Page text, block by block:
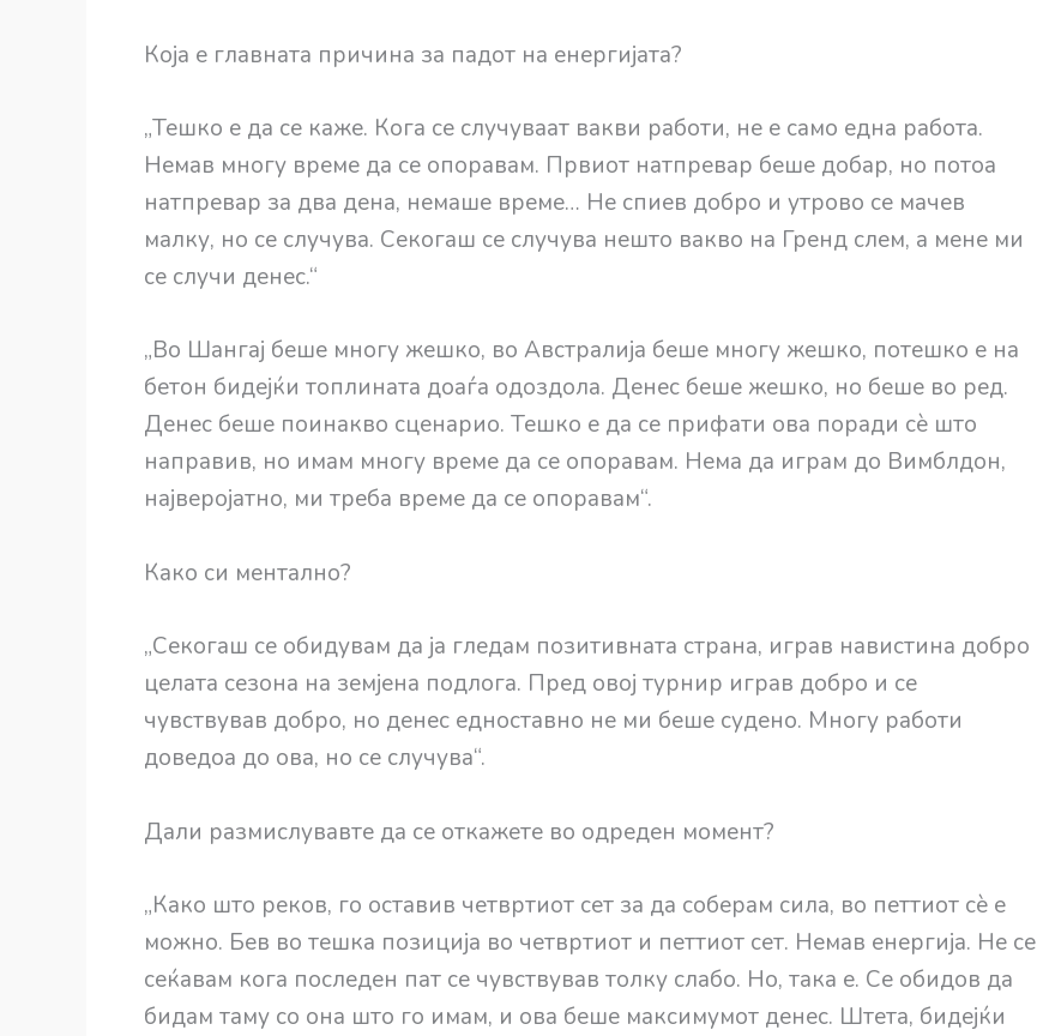
Која е главната причина за падот на енергијата?
„Тешко е да се каже. Кога се случуваат вакви работи, не е само една работа.
Немав многу време да се опоравам. Првиот натпревар беше добар, но потоа
натпревар за два дена, немаше време… Не спиев добро и утрово се мачев
малку, но се случува. Секогаш се случува нешто вакво на Гренд слем, а мене ми
се случи денес.“
„Во Шангај беше многу жешко, во Австралија беше многу жешко, потешко е на
бетон бидејќи топлината доаѓа одоздола. Денес беше жешко, но беше во ред.
Денес беше поинакво сценарио. Тешко е да се прифати ова поради сè што
направив, но имам многу време да се опоравам. Нема да играм до Вимблдон,
најверојатно, ми треба време да се опоравам“.
Како си ментално?
„Секогаш се обидувам да ја гледам позитивната страна, играв навистина добро
целата сезона на земјена подлога. Пред овој турнир играв добро и се
чувствував добро, но денес едноставно не ми беше судено. Многу работи
доведоа до ова, но се случува“.
Дали размислувавте да се откажете во одреден момент?
„Како што реков, го оставив четвртиот сет за да соберам сила, во петтиот сè е
можно. Бев во тешка позиција во четвртиот и петтиот сет. Немав енергија. Не се
сеќавам кога последен пат се чувствував толку слабо. Но, така е. Се обидов да
бидам таму со она што го имам, и ова беше максимумот денес. Штета, бидејќи